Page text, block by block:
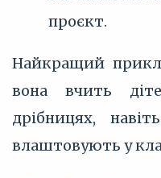
проєкт.
Найкращий
вона вчить
дрібницях,
влаштовують у